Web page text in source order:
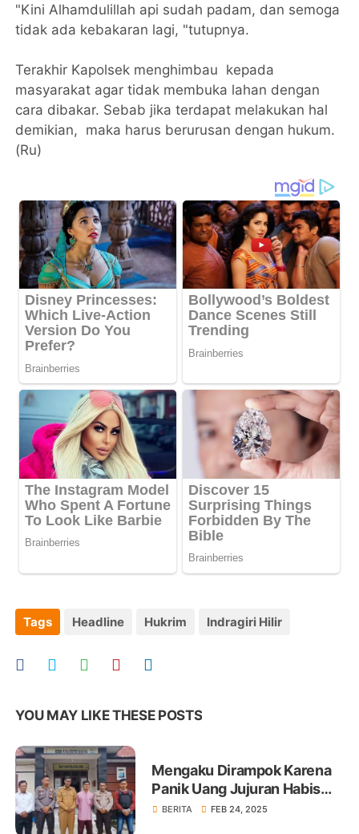
"Kini Alhamdulillah api sudah padam, dan semoga
tidak ada kebakaran lagi, "tutupnya.
Terakhir Kapolsek menghimbau kepada
masyarakat agar tidak membuka lahan dengan
cara dibakar. Sebab jika terdapat melakukan hal
demikian, maka harus berurusan dengan hukum.
(Ru)
Tags Headline Hukrim Indragiri Hilir
YOU MAY LIKE THESE POSTS
Mengaku Dirampok Karena
Panik Uang Jujuran Habis
Bayar Hutang
BERITA FEB 24, 2025